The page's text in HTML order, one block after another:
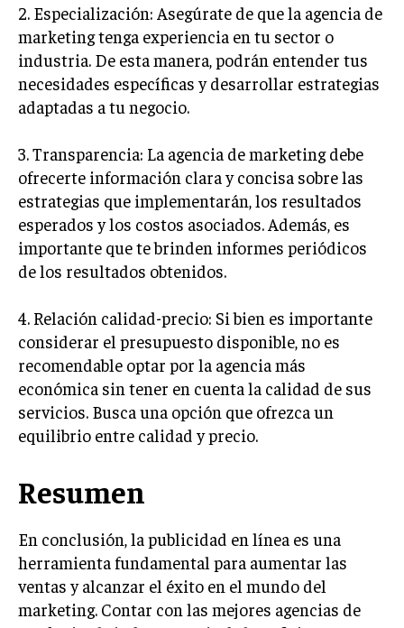
E-COMMERCE Y COMERCIO ELECTRÓNICO
ESTRATEGIAS DE PRICING Y GESTIÓN DE
PRECIOS
GESTIÓN DE CRISIS EMPRESARIALES
GESTIÓN DE LA EXPERIENCIA DEL CLIENTE
MÁS
PROYECTOS
GESTIÓN DE PROYECTOS
GESTIÓN DE OPERACIONES Y CADENA DE
LOGÍSTICA EMPRESARIAL
CALIDAD Y MEJORA CONTINUA
TALENTOS
RECURSOS HUMANOS Y GESTIÓN DEL
TALENTO
RECLUTAMIENTO Y SELECCIÓN
DESARROLLO DE PERSONAL
GESTIÓN DEL DESEMPEÑO
CULTURA Y CLIMA ORGANIZACIONAL
2. Especialización: Asegúrate de que la agencia de
marketing tenga experiencia en tu sector o
industria. De esta manera, podrán entender tus
necesidades específicas y desarrollar estrategias
adaptadas a tu negocio.
3. Transparencia: La agencia de marketing debe
ofrecerte información clara y concisa sobre las
estrategias que implementarán, los resultados
esperados y los costos asociados. Además, es
importante que te brinden informes periódicos
de los resultados obtenidos.
4. Relación calidad-precio: Si bien es importante
considerar el presupuesto disponible, no es
recomendable optar por la agencia más
económica sin tener en cuenta la calidad de sus
servicios. Busca una opción que ofrezca un
equilibrio entre calidad y precio.
Resumen
En conclusión, la publicidad en línea es una
herramienta fundamental para aumentar las
ventas y alcanzar el éxito en el mundo del
marketing. Contar con las mejores agencias de